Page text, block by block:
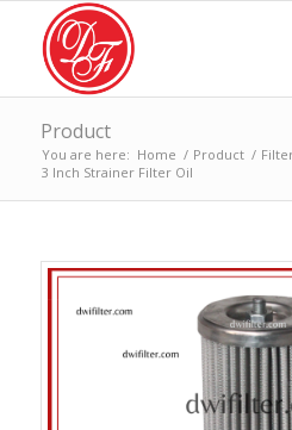
Product
You are here: Home / Product /
3 Inch Strainer Filter Oil